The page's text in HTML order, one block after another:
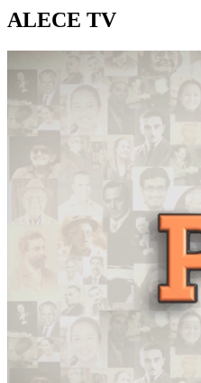
ALECE TV